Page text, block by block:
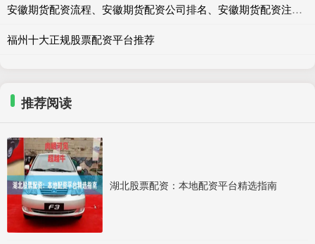
安徽期货配资流程、安徽期货配资公司排名、安徽期货配资注意事项
福州十大正规股票配资平台推荐
推荐阅读
湖北股票配资：本地配资平台精选指南